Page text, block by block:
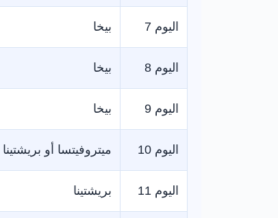
اليوم 7 بيخا
اليوم 8 بيخا
اليوم 9 بيخا
اليوم 10 ميتروفيتسا أو بريشتينا
اليوم 11 بريشتينا